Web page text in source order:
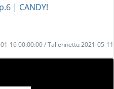
| CANDY!
16 00:00:00 / Tallennettu 2021-05-11